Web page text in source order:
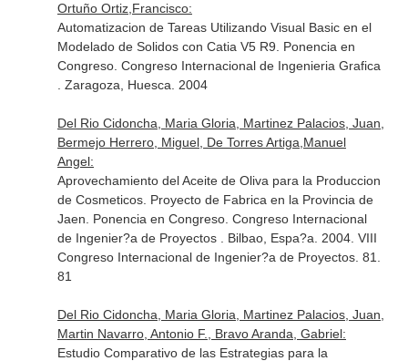
Ortuño Ortiz,Francisco:
Automatizacion de Tareas Utilizando Visual Basic en el
Modelado de Solidos con Catia V5 R9. Ponencia en
Congreso. Congreso Internacional de Ingenieria Grafica
. Zaragoza, Huesca. 2004
Del Rio Cidoncha, Maria Gloria, Martinez Palacios, Juan,
Bermejo Herrero, Miguel, De Torres Artiga,Manuel
Angel:
Aprovechamiento del Aceite de Oliva para la Produccion
de Cosmeticos. Proyecto de Fabrica en la Provincia de
Jaen. Ponencia en Congreso. Congreso Internacional
de Ingenier?a de Proyectos . Bilbao, Espa?a. 2004. VIII
Congreso Internacional de Ingenier?a de Proyectos. 81.
81
Del Rio Cidoncha, Maria Gloria, Martinez Palacios, Juan,
Martin Navarro, Antonio F., Bravo Aranda, Gabriel:
Estudio Comparativo de las Estrategias para la